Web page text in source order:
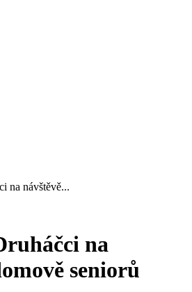
na návštěvě...
na
seniorů